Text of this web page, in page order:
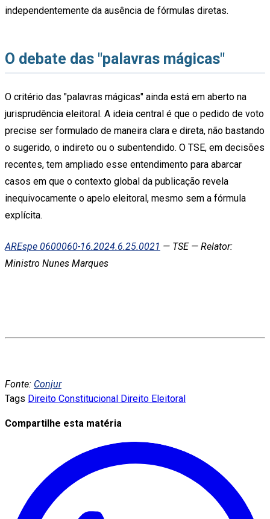
independentemente da ausência de fórmulas diretas.
O debate das "palavras mágicas"
O critério das "palavras mágicas" ainda está em aberto na
jurisprudência eleitoral. A ideia central é que o pedido de voto
precise ser formulado de maneira clara e direta, não bastando
o sugerido, o indireto ou o subentendido. O TSE, em decisões
recentes, tem ampliado esse entendimento para abarcar
casos em que o contexto global da publicação revela
inequivocamente o apelo eleitoral, mesmo sem a fórmula
explícita.
AREspe 0600060-16.2024.6.25.0021 — TSE — Relator:
Ministro Nunes Marques
Fonte: Conjur
Tags Direito Constitucional Direito Eleitoral
Compartilhe esta matéria